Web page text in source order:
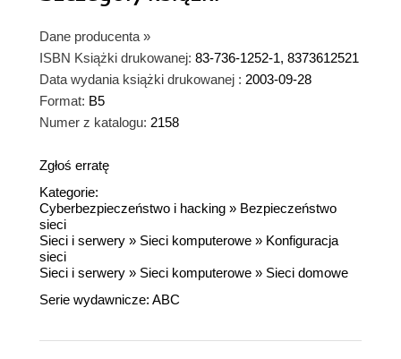
Dane producenta »
ISBN Książki drukowanej: 83-736-1252-1, 8373612521
Data wydania książki drukowanej : 2003-09-28
Format: B5
Numer z katalogu: 2158
Zgłoś erratę
Kategorie:
Cyberbezpieczeństwo i hacking » Bezpieczeństwo
sieci
Sieci i serwery » Sieci komputerowe » Konfiguracja
sieci
Sieci i serwery » Sieci komputerowe » Sieci domowe
Serie wydawnicze: ABC